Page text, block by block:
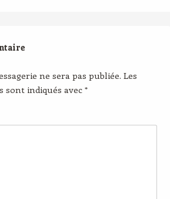
ne sera pas publiée. Les
sont indiqués avec *